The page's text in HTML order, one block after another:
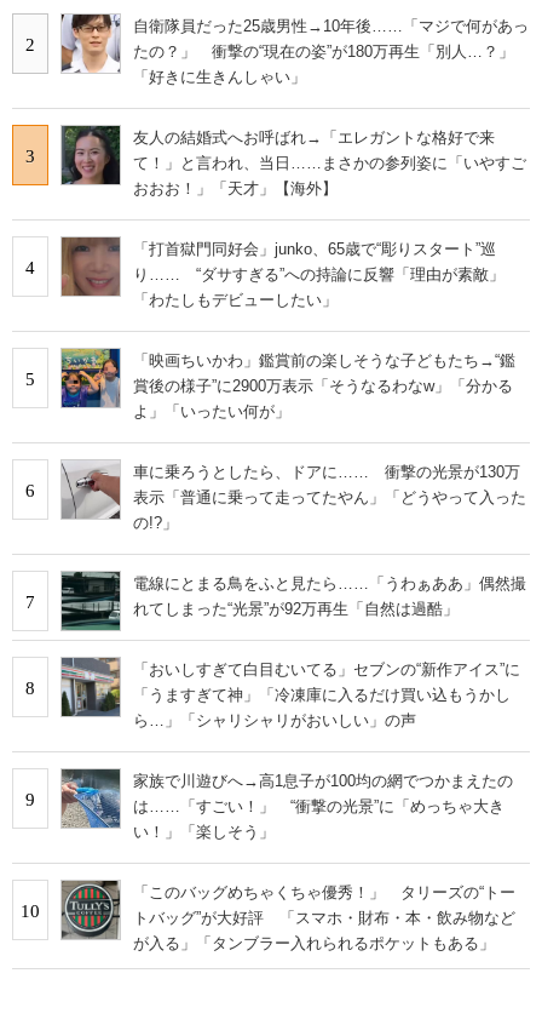
2
自衛隊員だった25歳男性→10年後……「マジで何があっ
たの？」 衝撃の“現在の姿”が180万再生「別人…？」
「好きに生きんしゃい」
3
友人の結婚式へお呼ばれ→「エレガントな格好で来
て！」と言われ、当日……まさかの参列姿に「いやすご
おおお！」「天才」【海外】
4
「打首獄門同好会」junko、65歳で“彫りスタート”巡
り…… “ダサすぎる”への持論に反響「理由が素敵」
「わたしもデビューしたい」
5
「映画ちいかわ」鑑賞前の楽しそうな子どもたち→“鑑
賞後の様子”に2900万表示「そうなるわなw」「分かる
よ」「いったい何が」
6
車に乗ろうとしたら、ドアに…… 衝撃の光景が130万
表示「普通に乗って走ってたやん」「どうやって入った
の!?」
7
電線にとまる鳥をふと見たら……「うわぁああ」偶然撮
れてしまった“光景”が92万再生「自然は過酷」
8
「おいしすぎて白目むいてる」セブンの“新作アイス”に
「うますぎて神」「冷凍庫に入るだけ買い込もうかし
ら…」「シャリシャリがおいしい」の声
9
家族で川遊びへ→高1息子が100均の網でつかまえたの
は……「すごい！」 “衝撃の光景”に「めっちゃ大き
い！」「楽しそう」
10
「このバッグめちゃくちゃ優秀！」 タリーズの“トー
トバッグ”が大好評 「スマホ・財布・本・飲み物など
が入る」「タンブラー入れられるポケットもある」